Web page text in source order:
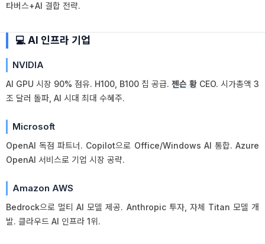
타버스+AI 결합 전략.
💻 AI 인프라 기업
NVIDIA
AI GPU 시장 90% 점유. H100, B100 칩 공급. 젠슨 황 CEO. 시가총액 3
조 달러 돌파, AI 시대 최대 수혜주.
Microsoft
OpenAI 독점 파트너. Copilot으로 Office/Windows AI 통합. Azure
OpenAI 서비스로 기업 시장 공략.
Amazon AWS
Bedrock으로 멀티 AI 모델 제공. Anthropic 투자, 자체 Titan 모델 개
발. 클라우드 AI 인프라 1위.